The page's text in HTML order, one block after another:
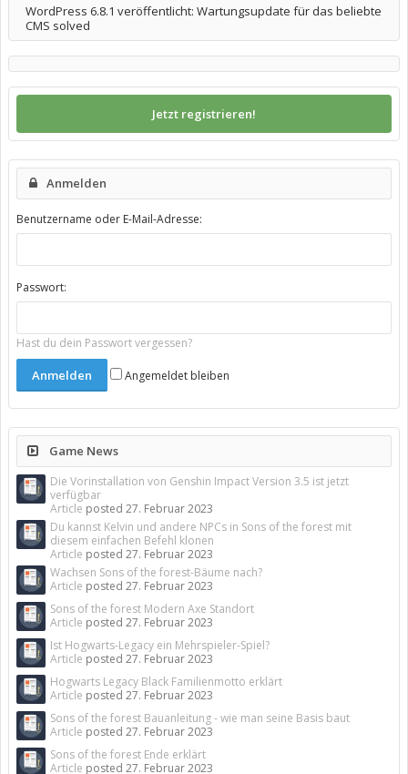
WordPress 6.8.1 veröffentlicht: Wartungsupdate für das beliebte
CMS solved
Jetzt registrieren!
Anmelden
Benutzername oder E-Mail-Adresse:
Passwort:
Hast du dein Passwort vergessen?
Angemeldet bleiben
Game News
Die Vorinstallation von Genshin Impact Version 3.5 ist jetzt
verfügbar
Article posted 27. Februar 2023
Du kannst Kelvin und andere NPCs in Sons of the forest mit
diesem einfachen Befehl klonen
Article posted 27. Februar 2023
Wachsen Sons of the forest-Bäume nach?
Article posted 27. Februar 2023
Sons of the forest Modern Axe Standort
Article posted 27. Februar 2023
Ist Hogwarts-Legacy ein Mehrspieler-Spiel?
Article posted 27. Februar 2023
Hogwarts Legacy Black Familienmotto erklärt
Article posted 27. Februar 2023
Sons of the forest Bauanleitung - wie man seine Basis baut
Article posted 27. Februar 2023
Sons of the forest Ende erklärt
Article posted 27. Februar 2023